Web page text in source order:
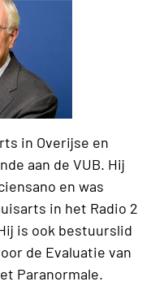
in Overijse en
aan de VUB. Hij
en was
in het Radio 2
is ook bestuurslid
de Evaluatie van
Paranormale.